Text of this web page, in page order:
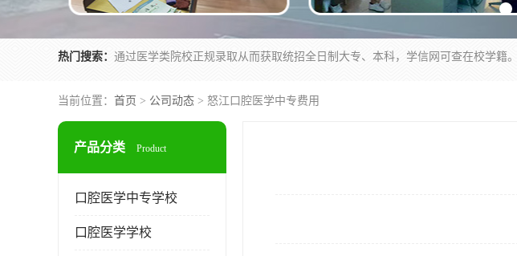
热门搜索：
当前位置： 首页 > 公司动态 > 怒江口腔医学中专费用
产品分类 Product
口腔医学中专学校
口腔医学学校